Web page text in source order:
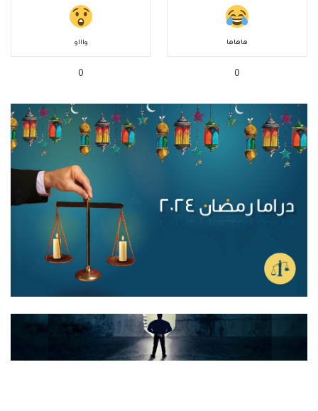
هاهاها
0
واااو
0